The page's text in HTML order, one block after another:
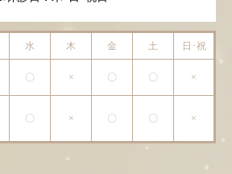
水 木 金 土 日･祝
〇 × 〇 〇 ×
〇 × 〇 〇 ×